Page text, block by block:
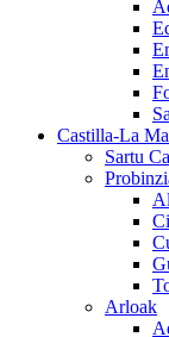
Castilla-La
Sartu
Arloak